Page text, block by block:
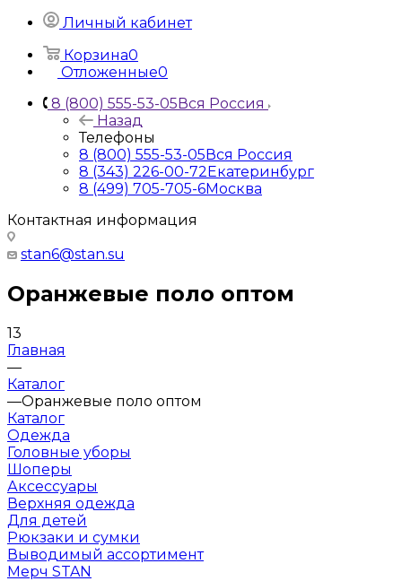
Личный кабинет
Корзина0
Отложенные0
8 (800) 555-53-05Вся Россия
Назад
Телефоны
8 (800) 555-53-05Вся Россия
8 (343) 226-00-72Екатеринбург
8 (499) 705-705-6Москва
Контактная информация
stan6@stan.su
Оранжевые поло оптом
13
Главная
—
Каталог
—Оранжевые поло оптом
Каталог
Одежда
Головные уборы
Шоперы
Аксессуары
Верхняя одежда
Для детей
Рюкзаки и сумки
Выводимый ассортимент
Мерч STAN